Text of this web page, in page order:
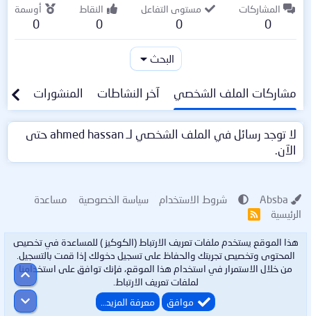
المشاركات
0
مستوى التفاعل
0
النقاط
0
أوسمة
0
البحث
مشاركات الملف الشخصي آخر النشاطات المنشورات
لا توجد رسائل في الملف الشخصي لـ ahmed hassan حتى
الآن.
شروط الاستخدام سياسة الخصوصية
مساعدة
الرئيسية
R
هذا الموقع يستخدم ملفات تعريف الارتباط (الكوكيز ) للمساعدة في تخصيص
المحتوى وتخصيص تجربتك والحفاظ على تسجيل دخولك إذا قمت بالتسجيل.
من خلال الاستمرار في استخدام هذا الموقع، فإنك توافق على استخدامنا
لملفات تعريف الارتباط.
موافق
معرفة المزيد…
أعلى